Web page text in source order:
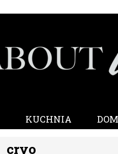
KUCHNIA DOM
cryo